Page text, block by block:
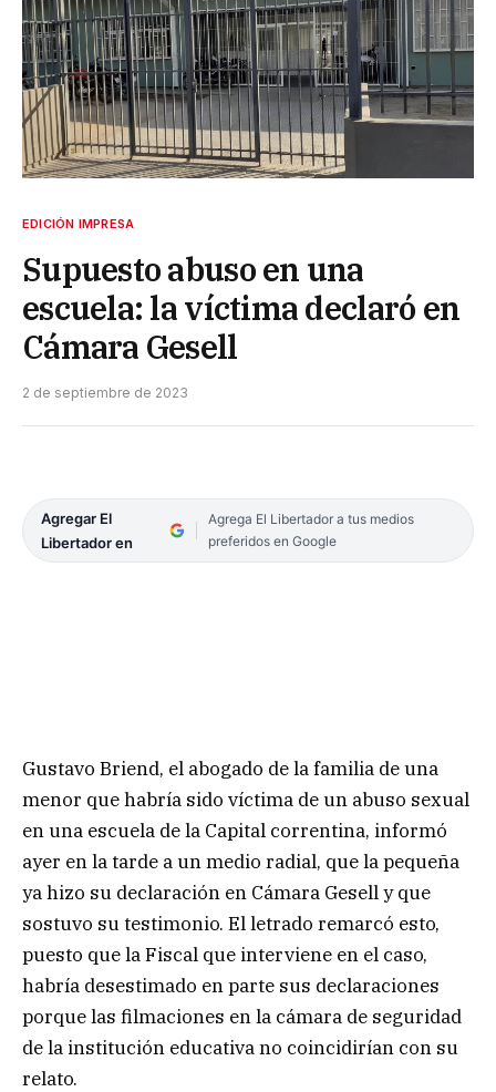
EDICIÓN IMPRESA
Supuesto abuso en una
escuela: la víctima declaró en
Cámara Gesell
2 de septiembre de 2023
Agregar El
Libertador en
Agrega El Libertador a tus medios
preferidos en Google
Gustavo Briend, el abogado de la familia de una
menor que habría sido víctima de un abuso sexual
en una escuela de la Capital correntina, informó
ayer en la tarde a un medio radial, que la pequeña
ya hizo su declaración en Cámara Gesell y que
sostuvo su testimonio. El letrado remarcó esto,
puesto que la Fiscal que interviene en el caso,
habría desestimado en parte sus declaraciones
porque las filmaciones en la cámara de seguridad
de la institución educativa no coincidirían con su
relato.